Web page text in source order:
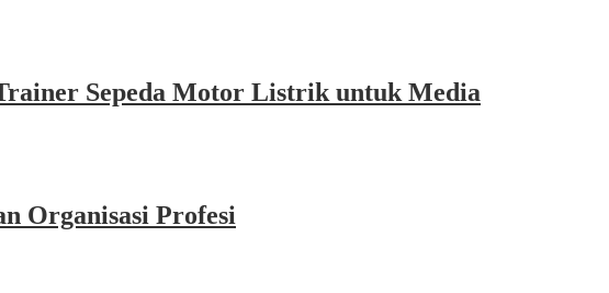
Sepeda Motor Listrik untuk Media
Organisasi Profesi